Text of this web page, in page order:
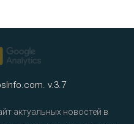
v.3.7
актуальных новостей в